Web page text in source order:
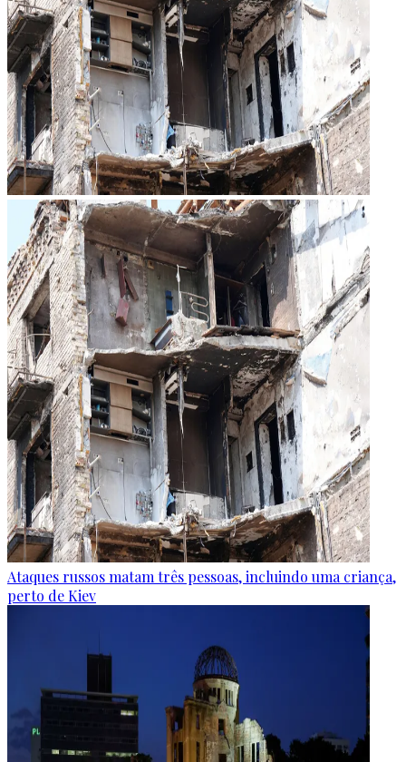
Ataques russos matam três pessoas, incluindo uma criança,
perto de Kiev